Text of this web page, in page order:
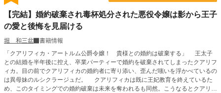
【完結】婚約破棄され毒杯処分された悪役令嬢は影から王子
の愛と後悔を見届ける
堀 和三盆
書籍情報
「クアリフィカ・アートルム公爵令嬢！ 貴様との婚約は破棄する」 王太子
との結婚を半年後に控え、卒業パーティーで婚約を破棄されてしまったクアリフ
ィカ。目の前でクアリフィカの婚約者に寄り添い、歪んだ嗤いを浮かべているの
は異母妹のルシクラージュだ。 クアリフィカは既に王妃教育を終えているた
め、このタイミングでの婚約破棄は未来を奪われるも同然。こうなるとクアリフ